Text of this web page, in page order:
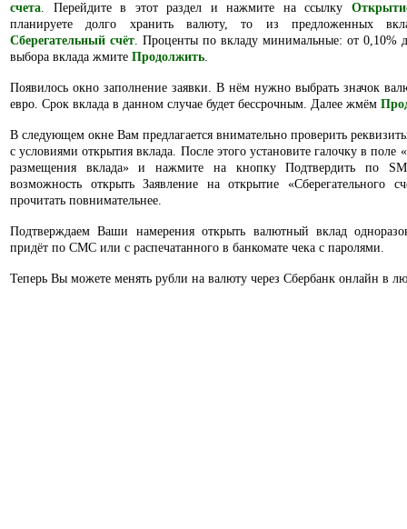
счета. Перейдите в этот раздел и нажмите на ссылку
планируете долго хранить валюту, то из предложенных
Сберегательный счёт. Проценты по вкладу минимальные: от 0,10%
выбора вклада жмите Продолжить.
Появилось окно заполнение заявки. В нём нужно выбрать значок
евро. Срок вклада в данном случае будет бессрочным. Далее жмём
В следующем окне Вам предлагается внимательно проверить
с условиями открытия вклада. После этого установите галочку в поле
размещения вклада» и нажмите на кнопку Подтвердить по
возможность открыть Заявление на открытие «Сберегательного
прочитать повнимательнее.
Подтверждаем Ваши намерения открыть валютный вклад
придёт по СМС или с распечатанного в банкомате чека с паролями.
Теперь Вы можете менять рубли на валюту через Сбербанк онлайн в